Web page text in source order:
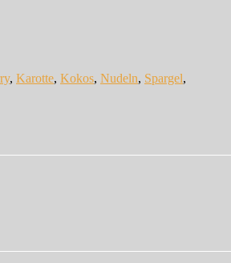
, Karotte, Kokos, Nudeln, Spargel,